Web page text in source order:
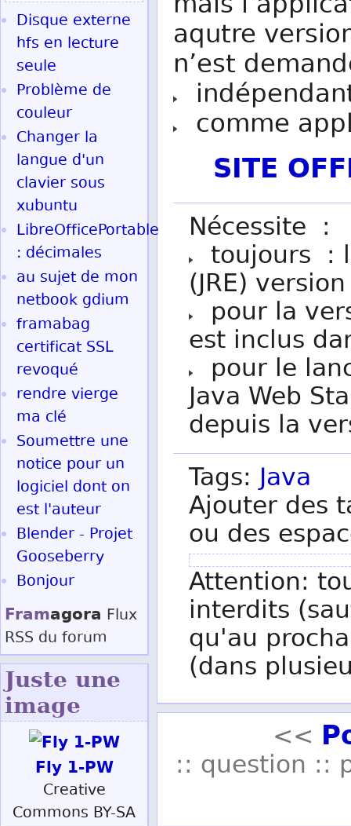
aqutre
n’est
comme
SITE
Nécessite :
toujours :
(JRE)
pour la
est inclus
pour le
Java Web
depuis la
Tags:Java
Ajouter des
ou des
Attention:
interdits
qu'au
(dans
<<
:: question ::
Disque externe
hfs en lecture
seule
Problème de
couleur
Changer la
langue d'un
clavier sous
xubuntu
LibreOfficePortable
: décimales
au sujet de mon
netbook gdium
framabag
certificat SSL
revoqué
rendre vierge
ma clé
Soumettre une
notice pour un
logiciel dont on
est l'auteur
Blender - Projet
Gooseberry
Bonjour
Framagora Flux
RSS du forum
Juste une
image
Fly 1-PW
Creative
Commons BY-SA